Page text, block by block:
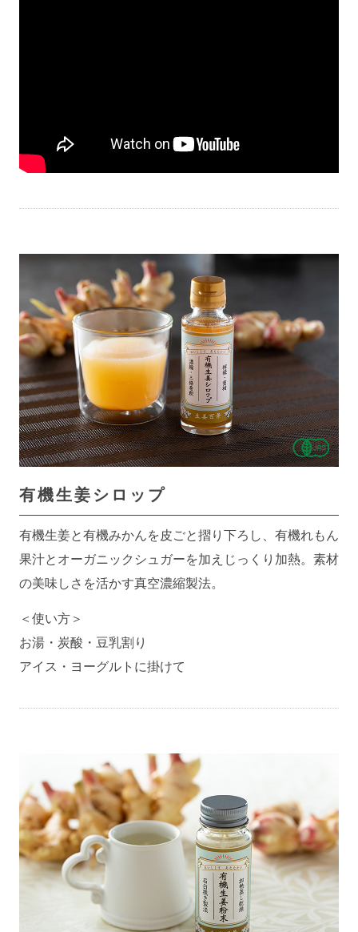
有機生姜シロップ
有機生姜と有機みかんを皮ごと摺り下ろし、有機れもん
果汁とオーガニックシュガーを加えじっくり加熱。素材
の美味しさを活かす真空濃縮製法。
＜使い方＞
お湯・炭酸・豆乳割り
アイス・ヨーグルトに掛けて